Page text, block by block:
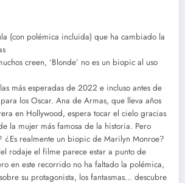
(con polémica incluida) que ha cambiado la
creen, ‘Blonde’ no es un biopic al uso
más esperadas de 2022 e incluso antes de
los Oscar. Ana de Armas, que lleva años
en Hollywood, espera tocar el cielo gracias
la mujer más famosa de la historia. Pero
¿Es realmente un biopic de Marilyn Monroe?
rodaje el filme parece estar a punto de
en este recorrido no ha faltado la polémica,
su protagonista, los fantasmas… descubre